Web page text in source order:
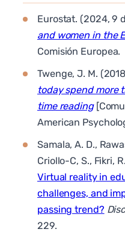
Eurostat. (2024, 9
and women in the
Comisión Europea.
Twenge, J. M.
today spend more
time reading
American
Samala, A. D.,
Criollo-C, S., Fikri,
Virtual reality in
challenges, and
passing trend?
229.